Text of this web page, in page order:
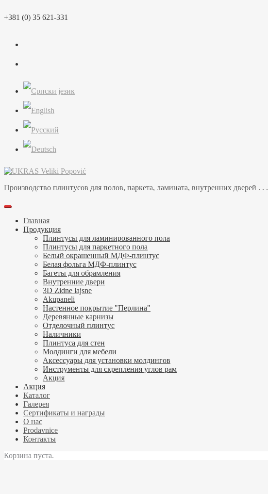
к
+381 (0) 35 621-331
Производство плинтусов для полов, паркета, ламината, внутренних дверей . . .
Главная
Продукция
Плинтусы для ламинированного пола
Плинтусы для паркетного пола
Белый окрашенный МДФ-плинтус
Белая фольга МДФ-плинтус
Багеты для обрамления
Внутренние двери
3D Zidne lajsne
Akupaneli
Настенное покрытие "Перлина"
Деревянные карнизы
Отделочный плинтус
Наличники
Плинтуса для стен
Молдинги для мебели
Аксессуары для установки молдингов
Инструменты для скрепления углов рам
Акция
Акция
Каталог
Галерея
Сертификаты и награды
О нас
Prodavnice
Контакты
Корзина пуста.